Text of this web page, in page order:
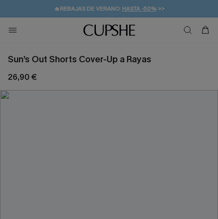
👒PROMOCIÓN DE VERANO:-10% EN 2 VESTIDOS
💌¡SUSCRIBIRSE & GANAR -10% EXTRA!
🚚ENVÍO GRATUITO A PARTIR DE 49 € >>
Sun’s Out Shorts Cover-Up a Rayas
26,90 €